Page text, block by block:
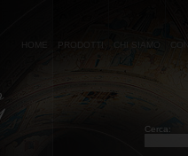
HOME PRODOTTI CHI SIAMO
Cerca: